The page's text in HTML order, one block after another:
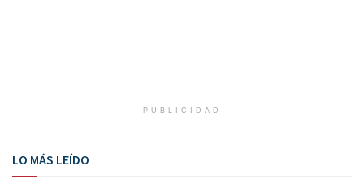
PUBLICIDAD
LO MÁS LEÍDO